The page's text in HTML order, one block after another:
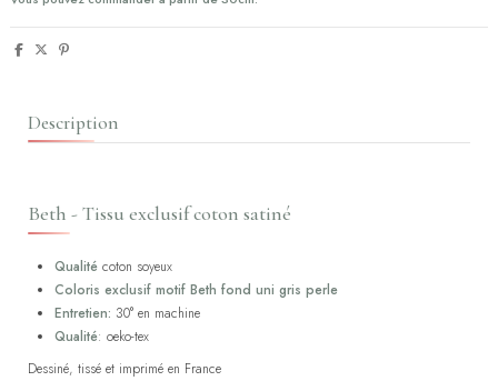
Description
Beth - Tissu exclusif coton satiné
Qualité coton soyeux
Coloris exclusif motif Beth fond uni gris perle
Entretien: 30° en machine
Qualité: oeko-tex
Dessiné, tissé et imprimé en France